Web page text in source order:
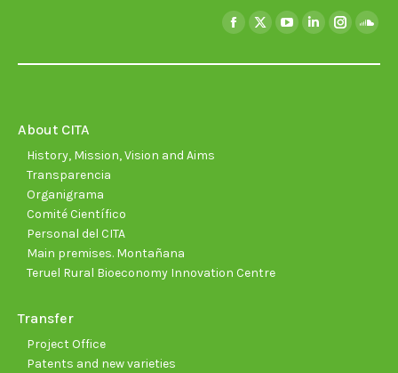
Facebook
X
YouTubeLinkedin
About CITA
History, Mission, Vision and Aims
Transparencia
Organigrama
Comité Científico
Personal del CITA
Main premises. Montañana
Teruel Rural Bioeconomy Innovation Centre
Transfer
Project Office
Patents and new varieties